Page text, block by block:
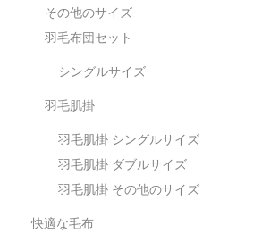
その他のサイズ
羽毛布団セット
シングルサイズ
羽毛肌掛
羽毛肌掛 シングルサイズ
羽毛肌掛 ダブルサイズ
羽毛肌掛 その他のサイズ
快適な毛布